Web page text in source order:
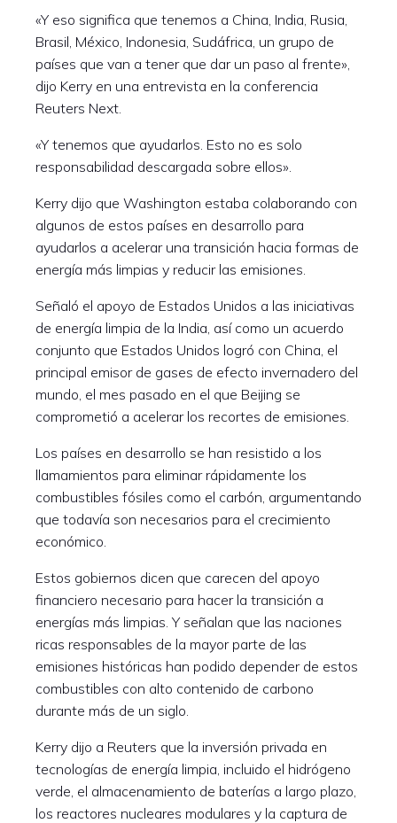
«Y eso significa que tenemos a China, India, Rusia,
Brasil, México, Indonesia, Sudáfrica, un grupo de
países que van a tener que dar un paso al frente»,
dijo Kerry en una entrevista en la conferencia
Reuters Next.
«Y tenemos que ayudarlos. Esto no es solo
responsabilidad descargada sobre ellos».
Kerry dijo que Washington estaba colaborando con
algunos de estos países en desarrollo para
ayudarlos a acelerar una transición hacia formas de
energía más limpias y reducir las emisiones.
Señaló el apoyo de Estados Unidos a las iniciativas
de energía limpia de la India, así como un acuerdo
conjunto que Estados Unidos logró con China, el
principal emisor de gases de efecto invernadero del
mundo, el mes pasado en el que Beijing se
comprometió a acelerar los recortes de emisiones.
Los países en desarrollo se han resistido a los
llamamientos para eliminar rápidamente los
combustibles fósiles como el carbón, argumentando
que todavía son necesarios para el crecimiento
económico.
Estos gobiernos dicen que carecen del apoyo
financiero necesario para hacer la transición a
energías más limpias. Y señalan que las naciones
ricas responsables de la mayor parte de las
emisiones históricas han podido depender de estos
combustibles con alto contenido de carbono
durante más de un siglo.
Kerry dijo a Reuters que la inversión privada en
tecnologías de energía limpia, incluido el hidrógeno
verde, el almacenamiento de baterías a largo plazo,
los reactores nucleares modulares y la captura de